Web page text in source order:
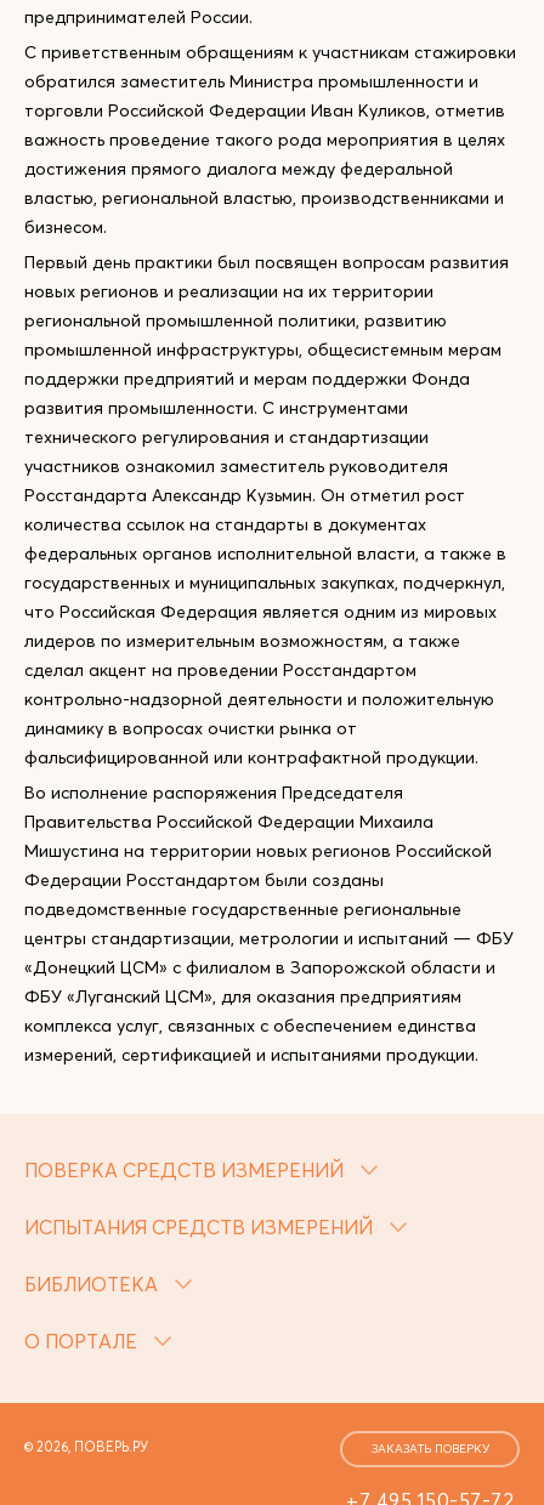
предпринимателей России.
С приветственным обращениям к участникам стажировки
обратился заместитель Министра промышленности и
торговли Российской Федерации Иван Куликов, отметив
важность проведение такого рода мероприятия в целях
достижения прямого диалога между федеральной
властью, региональной властью, производственниками и
бизнесом.
Первый день практики был посвящен вопросам развития
новых регионов и реализации на их территории
региональной промышленной политики, развитию
промышленной инфраструктуры, общесистемным мерам
поддержки предприятий и мерам поддержки Фонда
развития промышленности. С инструментами
технического регулирования и стандартизации
участников ознакомил заместитель руководителя
Росстандарта Александр Кузьмин. Он отметил рост
количества ссылок на стандарты в документах
федеральных органов исполнительной власти, а также в
государственных и муниципальных закупках, подчеркнул,
что Российская Федерация является одним из мировых
лидеров по измерительным возможностям, а также
сделал акцент на проведении Росстандартом
контрольно-надзорной деятельности и положительную
динамику в вопросах очистки рынка от
фальсифицированной или контрафактной продукции.
Во исполнение распоряжения Председателя
Правительства Российской Федерации Михаила
Мишустина на территории новых регионов Российской
Федерации Росстандартом были созданы
подведомственные государственные региональные
центры стандартизации, метрологии и испытаний — ФБУ
«Донецкий ЦСМ» с филиалом в Запорожской области и
ФБУ «Луганский ЦСМ», для оказания предприятиям
комплекса услуг, связанных с обеспечением единства
измерений, сертификацией и испытаниями продукции.
ПОВЕРКА СРЕДСТВ ИЗМЕРЕНИЙ
ИСПЫТАНИЯ СРЕДСТВ ИЗМЕРЕНИЙ
БИБЛИОТЕКА
О ПОРТАЛЕ
© 2026, ПОВЕРЬ.РУ
+7 495 150-57-72
ЗАКАЗАТЬ ПОВЕРКУ